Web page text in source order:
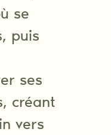
se
puis
ses
créant
vers